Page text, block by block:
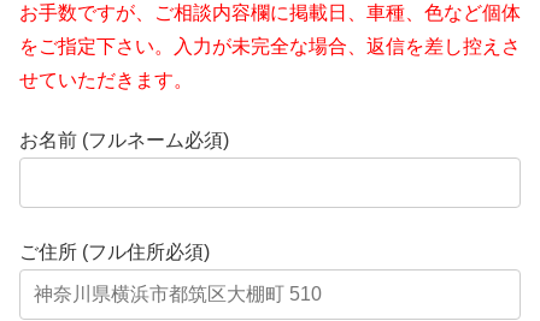
お手数ですが、ご相談内容欄に掲載日、車種、色など個体
をご指定下さい。入力が未完全な場合、返信を差し控えさ
せていただきます。
お名前 (フルネーム必須)
ご住所 (フル住所必須)